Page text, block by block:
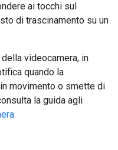
ai tocchi sul
di trascinamento su un
videocamera, in
quando la
movimento o smette di
la guida agli
.